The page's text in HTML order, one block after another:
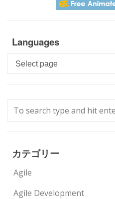
Languages
Languages
カテゴリー
Agile
Agile Development